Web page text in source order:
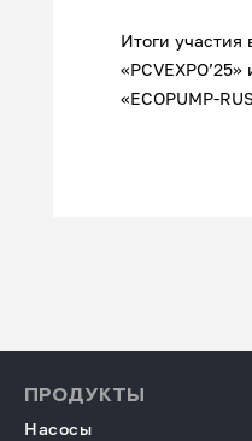
Итоги участия
ПРОДУКТЫ
Насосы